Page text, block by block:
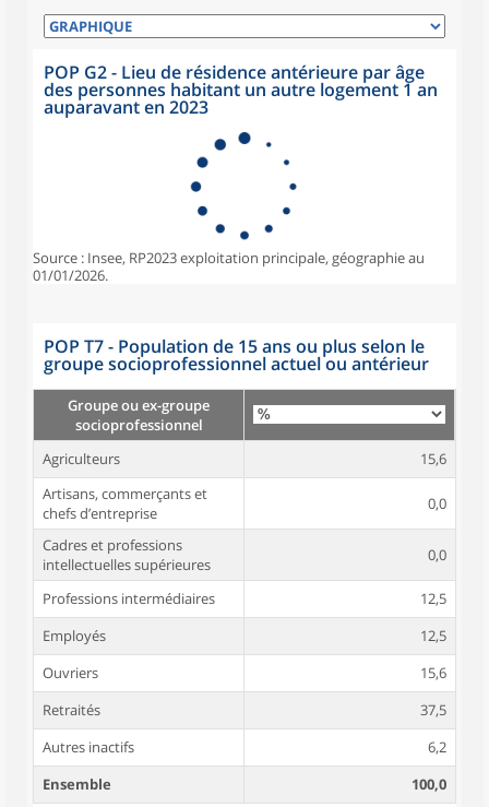
POP G2 - Lieu de résidence antérieure par âge
des personnes habitant un autre logement 1 an
auparavant en 2023
Source : Insee, RP2023 exploitation principale, géographie au
01/01/2026.
POP T7 - Population de 15 ans ou plus selon le
groupe socioprofessionnel actuel ou antérieur
Groupe ou ex-groupe
socioprofessionnel
Agriculteurs
15,6
Artisans, commerçants et
chefs d’entreprise
0,0
Cadres et professions
intellectuelles supérieures
0,0
Professions intermédiaires
12,5
Employés
12,5
Ouvriers
15,6
Retraités
37,5
Autres inactifs
6,2
Ensemble
100,0